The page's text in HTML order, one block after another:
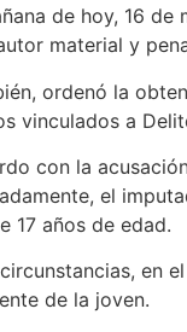
de hoy, 16
material y
ordenó la
vinculados a
con la
el
17 años de edad.
en
de la joven.